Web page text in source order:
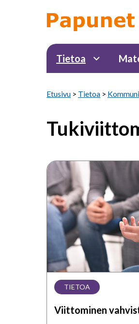
Tietoa
Etusivu > Tietoa >
Viittominen
vahvistaa
puhetta
TIETOA
Viittominen